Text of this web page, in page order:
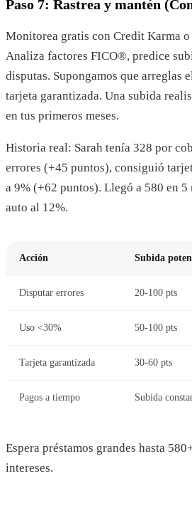
Paso 7: Rastrea y mantén
Monitorea gratis con Credit Karma o
Analiza factores FICO®, predice
disputas. Supongamos que arreglas
tarjeta garantizada. Una subida
en tus primeros meses.
Historia real: Sarah tenía 328 por
errores (+45 puntos), consiguió
a 9% (+62 puntos). Llegó a 580 en 5
auto al 12%.
Acción Subida
Disputar errores 20-100 pts
Uso <30% 50-100 pts
Tarjeta garantizada 30-60 pts
Pagos a tiempo Subida
Espera préstamos grandes hasta
intereses.